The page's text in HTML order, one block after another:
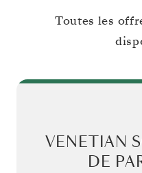
Toutes les
VENETIAN
DE